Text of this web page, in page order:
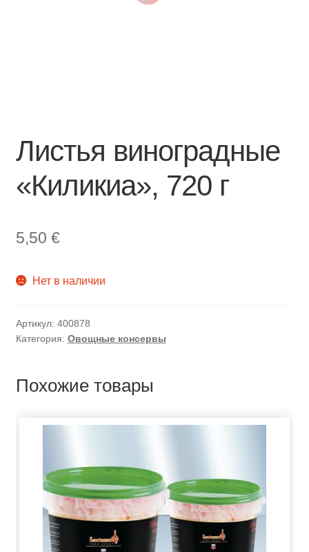
Листья виноградные
«Киликиа», 720 г
5,50 €
Нет в наличии
Артикул: 400878
Категория: Овощные консервы
Похожие товары